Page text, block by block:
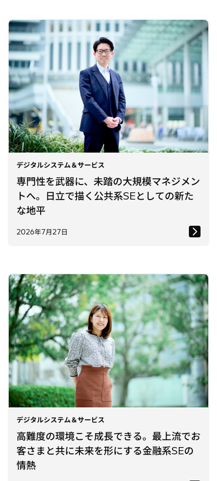
デジタルシステム＆サービス
専門性を武器に、未踏の大規模マネジメン
トへ。日立で描く公共系SEとしての新た
な地平
2026年7月27日
デジタルシステム＆サービス
高難度の環境こそ成長できる。最上流でお
客さまと共に未来を形にする金融系SEの
情熱